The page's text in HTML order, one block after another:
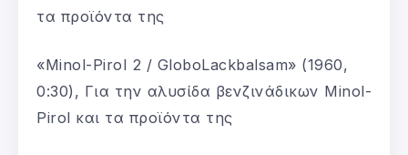
τα προϊόντα της
«Minol-Pirol 2 / GloboLackbalsam» (1960,
0:30), Για την αλυσίδα βενζινάδικων Minol-
Pirol και τα προϊόντα της